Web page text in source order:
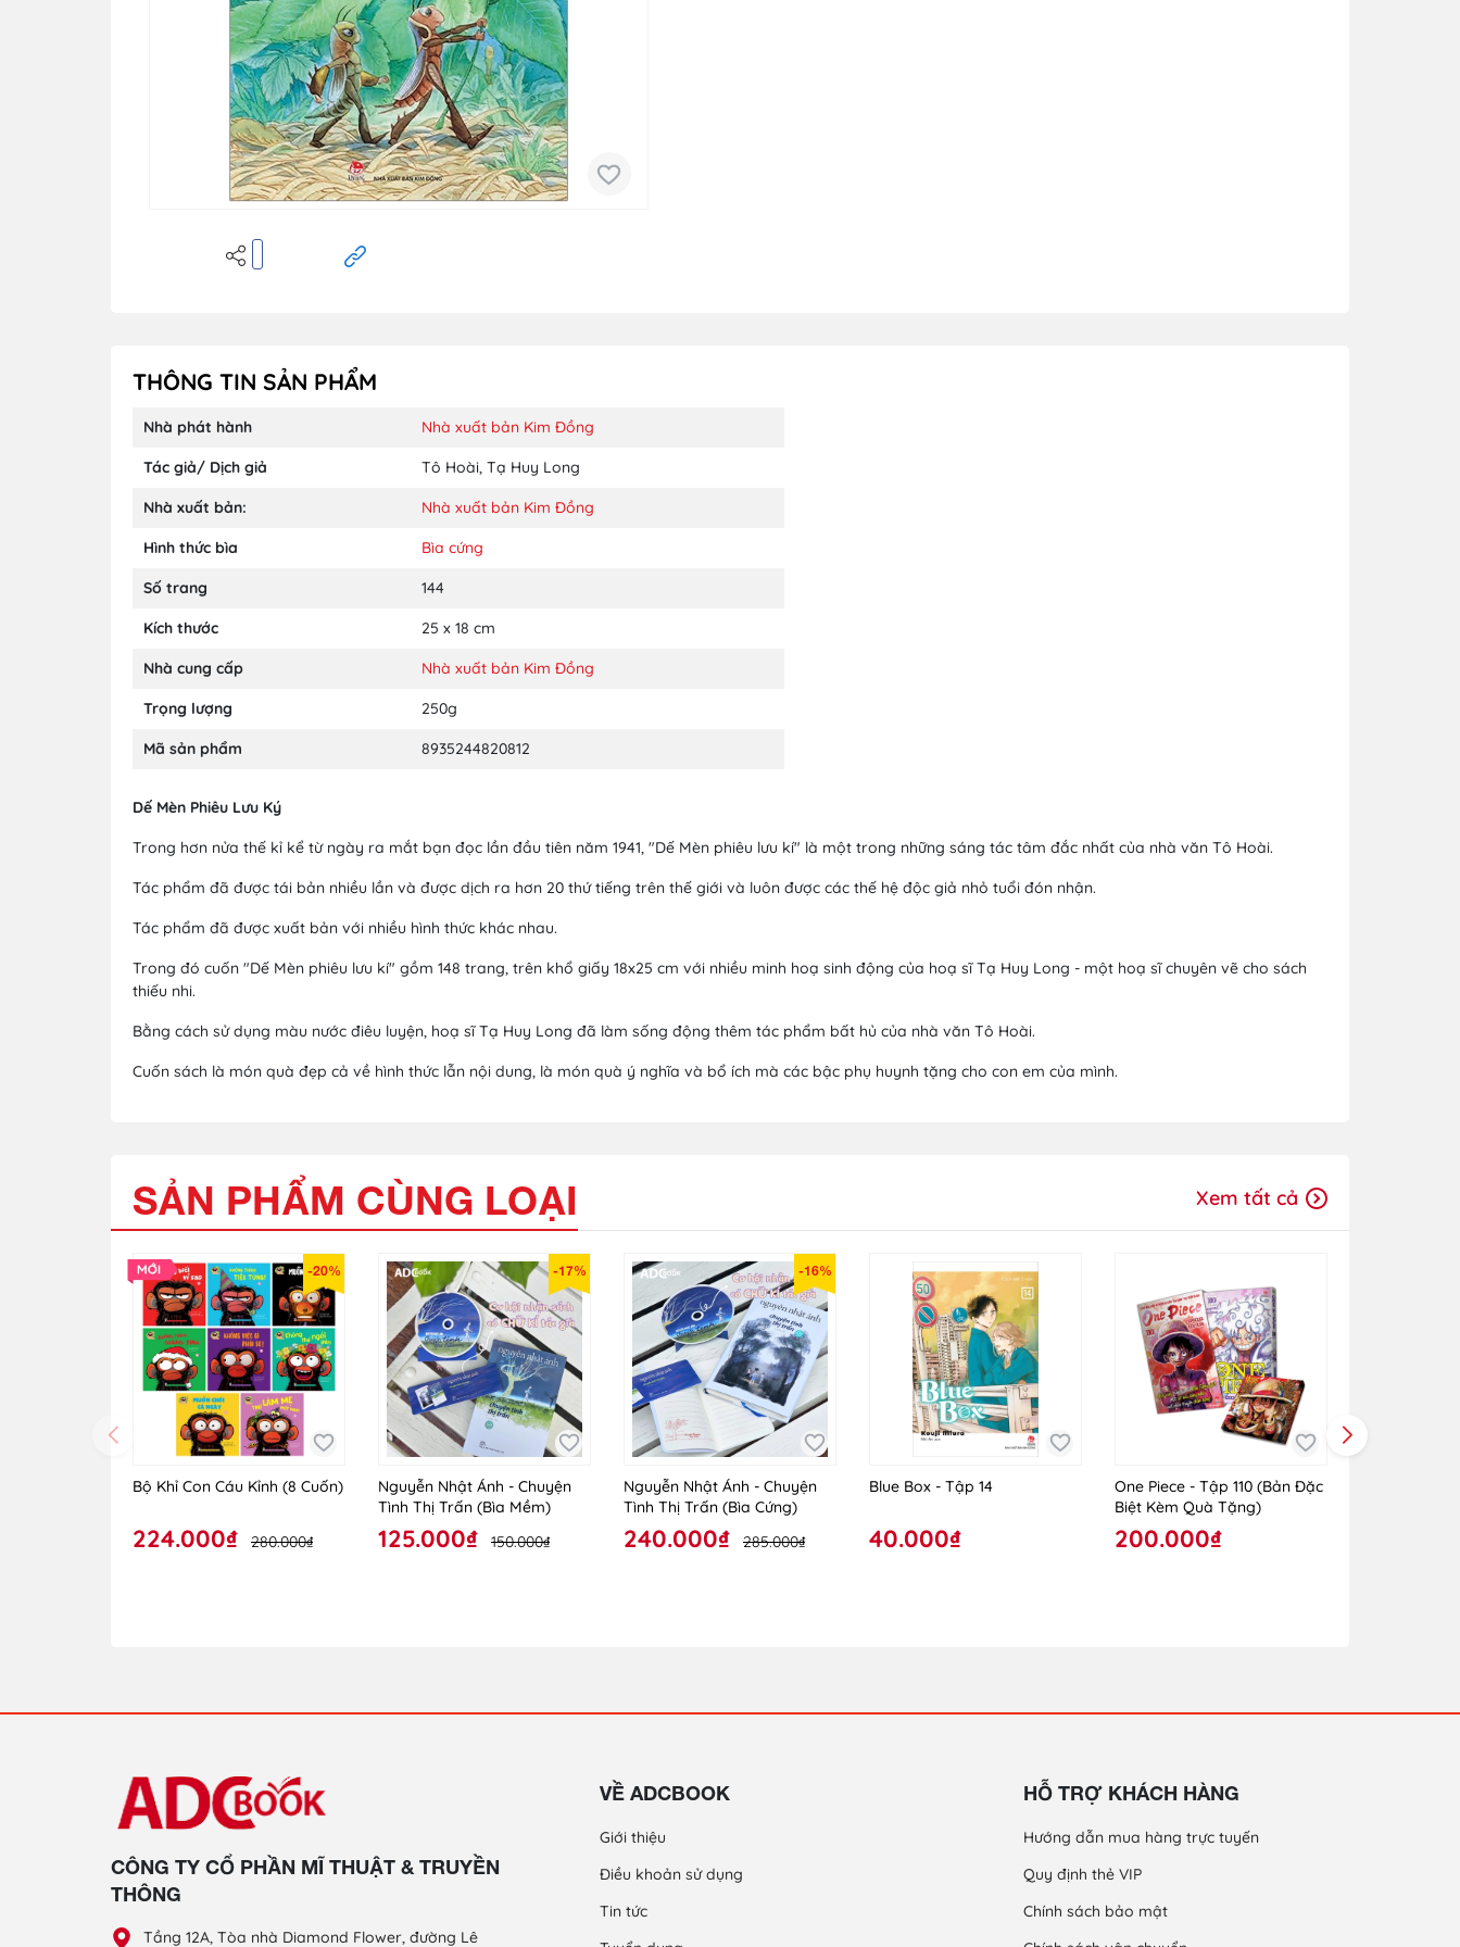
THÔNG TIN SẢN PHẨM
Nhà phát hành Nhà xuất bản Kim Đồng
Tác giả/ Dịch giả Tô Hoài, Tạ Huy Long
Nhà xuất bản: Nhà xuất bản Kim Đồng
Hình thức bìa Bìa cứng
Số trang 144
Kích thước 25 x 18 cm
Nhà cung cấp Nhà xuất bản Kim Đồng
Trọng lượng 250g
Mã sản phẩm 8935244820812
Dế Mèn Phiêu Lưu Ký
Trong hơn nửa thế kỉ kể từ ngày ra mắt bạn đọc lần đầu tiên năm 1941, "Dế Mèn phiêu lưu kí" là một trong những sáng tác tâm đắc nhất của nhà văn Tô Hoài.
Tác phẩm đã được tái bản nhiều lần và được dịch ra hơn 20 thứ tiếng trên thế giới và luôn được các thế hệ độc giả nhỏ tuổi đón nhận.
Tác phẩm đã được xuất bản với nhiều hình thức khác nhau.
Trong đó cuốn "Dế Mèn phiêu lưu kí" gồm 148 trang, trên khổ giấy 18x25 cm với nhiều minh hoạ sinh động của hoạ sĩ Tạ Huy Long - một hoạ sĩ chuyên vẽ cho sách
thiếu nhi.
Bằng cách sử dụng màu nước điêu luyện, hoạ sĩ Tạ Huy Long đã làm sống động thêm tác phẩm bất hủ của nhà văn Tô Hoài.
Cuốn sách là món quà đẹp cả về hình thức lẫn nội dung, là món quà ý nghĩa và bổ ích mà các bậc phụ huynh tặng cho con em của mình.
SẢN PHẨM CÙNG LOẠI Xem tất cả
-20%
Bộ Khỉ Con Cáu Kỉnh (8 Cuốn)
224.000₫ 280.000₫
-17%
Nguyễn Nhật Ánh - Chuyện
Tình Thị Trấn (Bìa Mềm)
125.000₫ 150.000₫
-16%
Nguyễn Nhật Ánh - Chuyện
Tình Thị Trấn (Bìa Cứng)
240.000₫ 285.000₫
Blue Box - Tập 14
40.000₫
One Piece - Tập 110 (Bản Đặc
Biệt Kèm Quà Tặng)
200.000₫
CÔNG TY CỔ PHẦN MĨ THUẬT & TRUYỀN
THÔNG
Tầng 12A, Tòa nhà Diamond Flower, đường Lê
VỀ ADCBOOK
Giới thiệu
Điều khoản sử dụng
Tin tức
HỖ TRỢ KHÁCH HÀNG
Hướng dẫn mua hàng trực tuyến
Quy định thẻ VIP
Chính sách bảo mật